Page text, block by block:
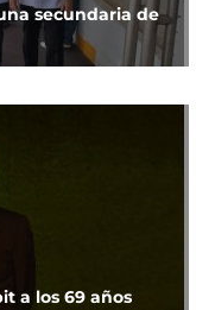
secundaria de
a los 69 años